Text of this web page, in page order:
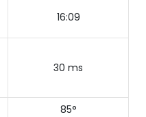
16:09
30 ms
85°